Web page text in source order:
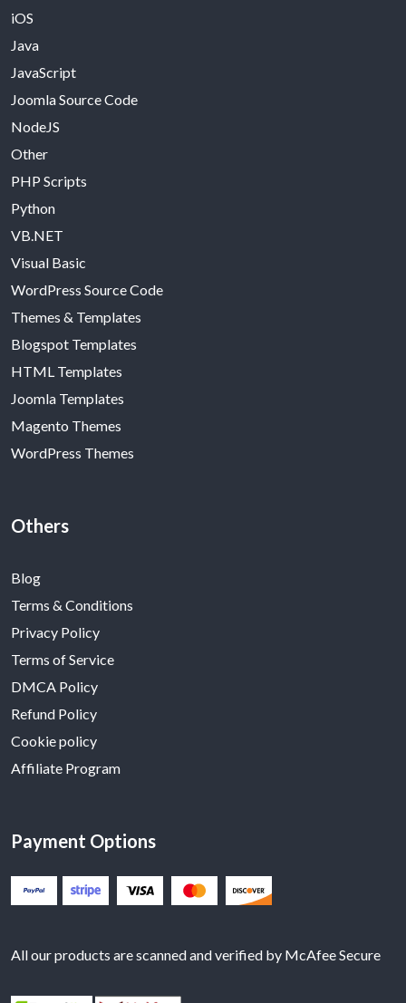
iOS
Java
JavaScript
Joomla Source Code
NodeJS
Other
PHP Scripts
Python
VB.NET
Visual Basic
WordPress Source Code
Themes & Templates
Blogspot Templates
HTML Templates
Joomla Templates
Magento Themes
WordPress Themes
Others
Blog
Terms & Conditions
Privacy Policy
Terms of Service
DMCA Policy
Refund Policy
Cookie policy
Affiliate Program
Payment Options
All our products are scanned and verified by McAfee Secure